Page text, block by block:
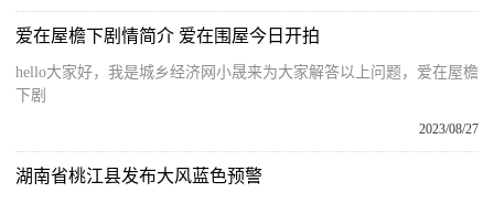
爱在屋檐下剧情简介 爱在围屋今日开拍
hello大家好，我是城乡经济网小晟来为大家解答以上问题，爱在屋檐
下剧
2023/08/27
湖南省桃江县发布大风蓝色预警